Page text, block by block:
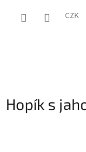
CZK
Hopík s